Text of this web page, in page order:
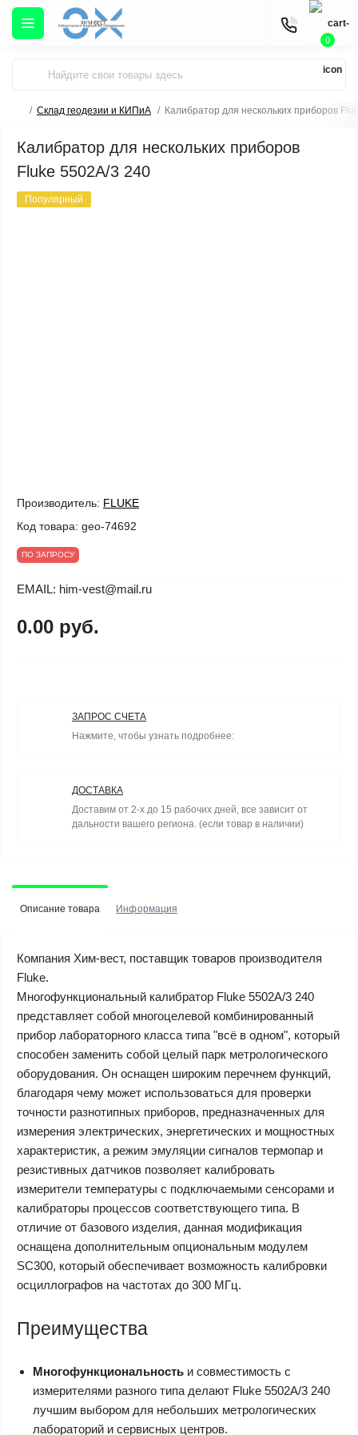
0
Склад геодезии и КИПиА Калибратор для нескольких приборов
Калибратор для нескольких приборов
Fluke 5502A/3 240
Популярный
Производитель: FLUKE
Код товара: geo-74692
ПО ЗАПРОСУ
EMAIL: him-vest@mail.ru
0.00 руб.
ЗАПРОС СЧЕТА
Нажмите, чтобы узнать подробнее:
ДОСТАВКА
Доставим от 2-х до 15 рабочих дней, все зависит от
дальности вашего региона. (если товар в наличии)
Описание товара Информация
Компания Хим-вест, поставщик товаров производителя
Fluke.
Многофункциональный калибратор Fluke 5502A/3 240
представляет собой многоцелевой комбинированный
прибор лабораторного класса типа "всё в одном", который
способен заменить собой целый парк метрологического
оборудования. Он оснащен широким перечнем функций,
благодаря чему может использоваться для проверки
точности разнотипных приборов, предназначенных для
измерения электрических, энергетических и мощностных
характеристик, а режим эмуляции сигналов термопар и
резистивных датчиков позволяет калибровать
измерители температуры с подключаемыми сенсорами и
калибраторы процессов соответствующего типа. В
отличие от базового изделия, данная модификация
оснащена дополнительным опциональным модулем
SC300, который обеспечивает возможность калибровки
осциллографов на частотах до 300 МГц.
Преимущества
Многофункциональность и совместимость с
измерителями разного типа делают Fluke 5502A/3 240
лучшим выбором для небольших метрологических
лабораторий и сервисных центров.